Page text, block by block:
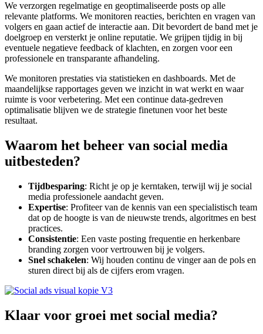
We verzorgen regelmatige en geoptimaliseerde posts op alle
relevante platforms. We monitoren reacties, berichten en vragen van
volgers en gaan actief de interactie aan. Dit bevordert de band met je
doelgroep en versterkt je online reputatie. We grijpen tijdig in bij
eventuele negatieve feedback of klachten, en zorgen voor een
professionele en transparante afhandeling.
We monitoren prestaties via statistieken en dashboards. Met de
maandelijkse rapportages geven we inzicht in wat werkt en waar
ruimte is voor verbetering. Met een continue data-gedreven
optimalisatie blijven we de strategie finetunen voor het beste
resultaat.
Waarom het beheer van social media
uitbesteden?
Tijdbesparing: Richt je op je kerntaken, terwijl wij je social
media professionele aandacht geven.
Expertise: Profiteer van de kennis van een specialistisch team
dat op de hoogte is van de nieuwste trends, algoritmes en best
practices.
Consistentie: Een vaste posting frequentie en herkenbare
branding zorgen voor vertrouwen bij je volgers.
Snel schakelen: Wij houden continu de vinger aan de pols en
sturen direct bij als de cijfers erom vragen.
Klaar voor groei met social media?